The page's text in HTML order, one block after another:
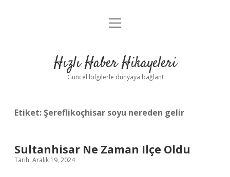
Anasayfa
Yasal Uyarı
menüyü
Hızlı Haber Hikayeleri
Güncel bilgilerle dünyaya bağlan!
Etiket:Şereflikoçhisar soyu nereden gelir
Sultanhisar Ne Zaman Ilçe Oldu
Tarih: Aralık 19, 2024